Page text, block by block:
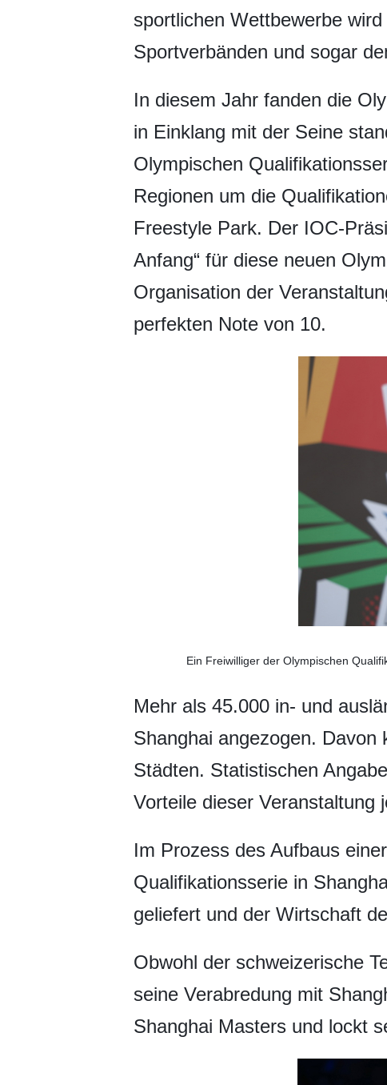
sportlichen Wettbewerbe
Sportverbänden und sogar
In diesem Jahr fanden die
in Einklang mit der Seine
Olympischen
Regionen um die
Freestyle Park. Der IOC-
Anfang“ für diese neuen
Organisation der
perfekten Note von 10.
Ein Freiwilliger der Olympischen
Mehr als 45.000 in- und
Shanghai angezogen. Davon
Städten. Statistischen
Vorteile dieser Veranstaltung
Im Prozess des Aufbaus
Qualifikationsserie in
geliefert und der Wirtschaft
Obwohl der schweizerische
seine Verabredung mit
Shanghai Masters und lockt